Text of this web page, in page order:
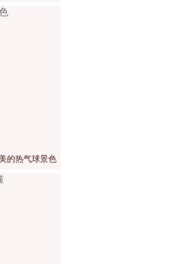
的热气球景色